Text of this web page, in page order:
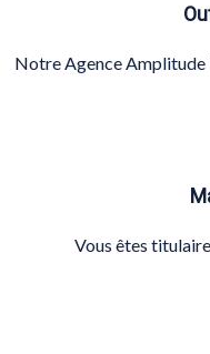
Notre Agence Amplitude
Vous êtes titulaire